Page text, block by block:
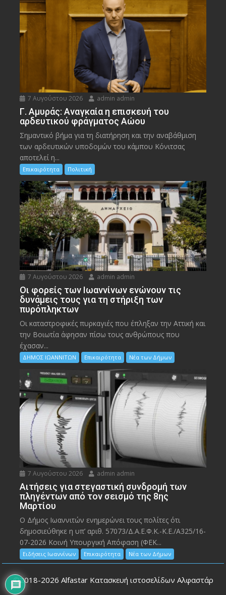
7 Αυγούστου 2026 admin admin
Γ. Αμυράς: Αναγκαία η επισκευή του
αρδευτικού φράγματος Αώου
Σημαντικό βήμα για τη διατήρηση και την αναβάθμιση
των αρδευτικών υποδομών του κάμπου Κόνιτσας
αποτελεί η...
Επικαιρότητα Πολιτική
7 Αυγούστου 2026 admin admin
Οι φορείς των Ιωαννίνων ενώνουν τις
δυνάμεις τους για τη στήριξη των
πυρόπληκτων
Οι καταστροφικές πυρκαγιές που έπληξαν την Αττική και
την Bοιωτία άφησαν πίσω τους ανθρώπους που
έχασαν...
ΔΗΜΟΣ ΙΩΑΝΝΙΤΩΝ Επικαιρότητα Νέα των Δήμων
7 Αυγούστου 2026 admin admin
Αιτήσεις για στεγαστική συνδρομή των
πληγέντων από τον σεισμό της 8ης
Μαρτίου
Ο Δήμος Ιωαννιτών ενημερώνει τους πολίτες ότι
δημοσιεύθηκε η υπ’ αριθ. 57073/Δ.Α.Ε.Φ.Κ.-Κ.Ε./Α325/16-
07-2026 Κοινή Υπουργική Απόφαση (ΦΕΚ...
Ειδήσεις Ιωαννίνων Επικαιρότητα Νέα των Δήμων
©2018-2026 Alfastar Κατασκευή ιστοσελίδων Αλφαστάρ